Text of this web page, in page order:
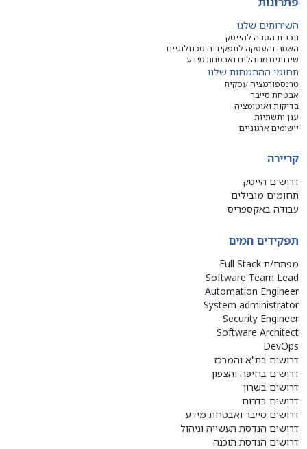
השירותים שלנו
תכנית הסבה להייטק
השמה והעסקה לתפקידים טכנולוגיים
שירותים מנוהלים ואבטחת מידע
תחומי ההתמחות שלנו
טרנספורמציה עסקית
אבטחת סייבר
בדיקות ואוטומציה
ענן ותשתיות
יישומים ארגוניים
קריירה
דרושים הייטק
תחומים מובילים
עבודה באקספריס
תפקידים חמים
מפתח/ת Full Stack
Software Team Lead
Automation Engineer
System administrator
Security Engineer
Software Architect
DevOps
דרושים בת"א והמרכז
דרושים בחיפה והצפון
דרושים בשרון
דרושים בדרום
דרושים סייבר ואבטחת מידע
דרושים הנדסת תעשייה וניהול
דרושים הנדסת תוכנה